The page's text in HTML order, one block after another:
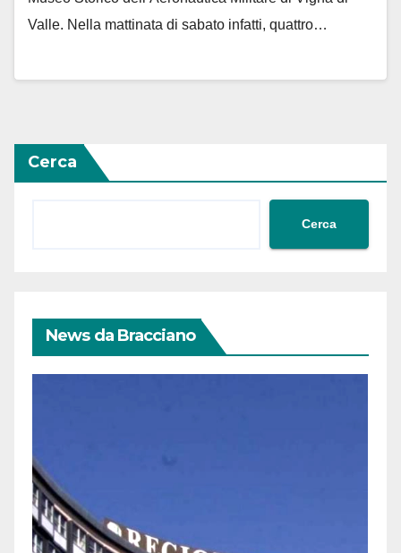
Valle. Nella mattinata di sabato infatti, quattro…
Cerca
Cerca
News da Bracciano